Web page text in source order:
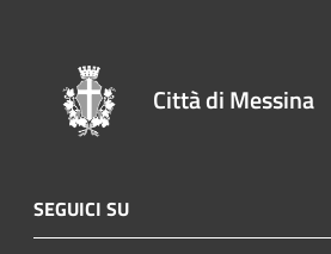
Città di Messina
SEGUICI SU